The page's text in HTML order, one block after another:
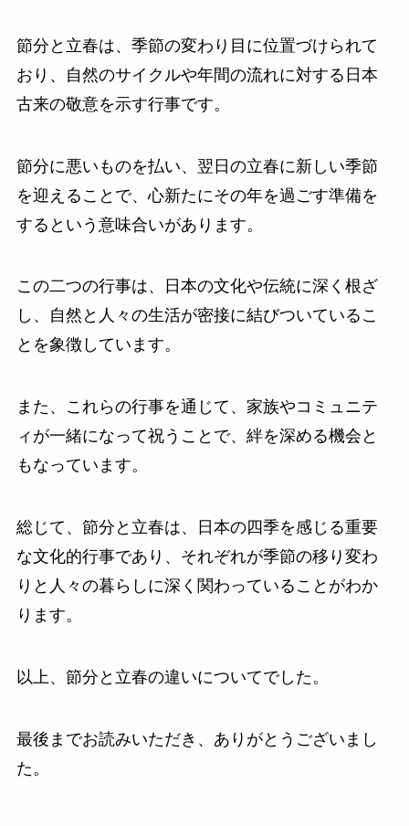
節分と立春は、季節の変わり目に位置づけられて
おり、自然のサイクルや年間の流れに対する日本
古来の敬意を示す行事です。
節分に悪いものを払い、翌日の立春に新しい季節
を迎えることで、心新たにその年を過ごす準備を
するという意味合いがあります。
この二つの行事は、日本の文化や伝統に深く根ざ
し、自然と人々の生活が密接に結びついているこ
とを象徴しています。
また、これらの行事を通じて、家族やコミュニテ
ィが一緒になって祝うことで、絆を深める機会と
もなっています。
総じて、節分と立春は、日本の四季を感じる重要
な文化的行事であり、それぞれが季節の移り変わ
りと人々の暮らしに深く関わっていることがわか
ります。
以上、節分と立春の違いについてでした。
最後までお読みいただき、ありがとうございまし
た。